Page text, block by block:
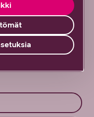
tältä sivulta?